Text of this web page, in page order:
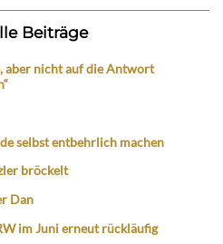
Beiträge
aber nicht auf die Antwort
selbst entbehrlich machen
bröckelt
Dan
im Juni erneut rückläufig